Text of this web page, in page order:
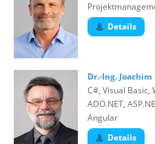
Details
Dr.-Ing. Joachim
C#, Visual Basic,
ADO.NET,
Angular
Details